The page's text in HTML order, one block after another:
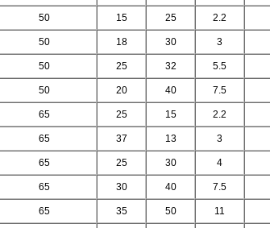
50 15 25 2.2
50 18 30 3
50 25 32 5.5
50 20 40 7.5
65 25 15 2.2
65 37 13 3
65 25 30 4
65 30 40 7.5
65 35 50 11